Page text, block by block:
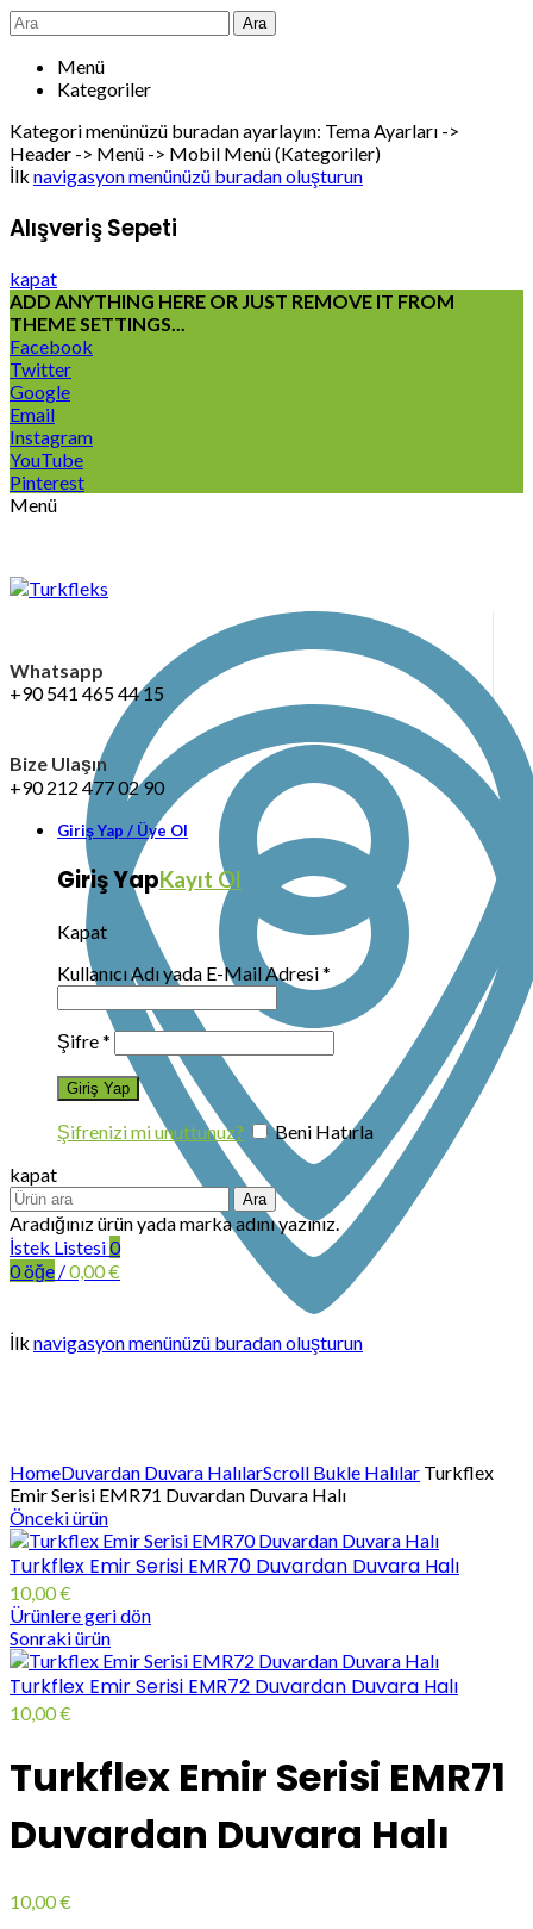
Ara
Menü
Kategoriler
Kategori menünüzü buradan ayarlayın: Tema Ayarları ->
Header -> Menü -> Mobil Menü (Kategoriler)
İlk navigasyon menünüzü buradan oluşturun
Alışveriş Sepeti
kapat
ADD ANYTHING HERE OR JUST REMOVE IT FROM
THEME SETTINGS...
Facebook
Twitter
Google
Email
Instagram
YouTube
Pinterest
Menü
Whatsapp
+90 541 465 44 15
Bize Ulaşın
+90 212 477 02 90
Giriş Yap / Üye Ol
Giriş YapKayıt Ol
Kapat
Kullanıcı Adı yada E-Mail Adresi*
Şifre*
Şifrenizi mi unuttunuz?
Beni Hatırla
kapat
Ara
Aradığınız ürün yada marka adını yazınız.
İstek Listesi0
0öğe /0,00€
İlk navigasyon menünüzü buradan oluşturun
HomeDuvardan Duvara HalılarScroll Bukle Halılar Turkflex
Emir Serisi EMR71 Duvardan Duvara Halı
Önceki ürün
Turkflex Emir Serisi EMR70 Duvardan Duvara Halı
10,00€
Ürünlere geri dön
Sonraki ürün
Turkflex Emir Serisi EMR72 Duvardan Duvara Halı
10,00€
Turkflex Emir Serisi EMR71
Duvardan Duvara Halı
10,00€